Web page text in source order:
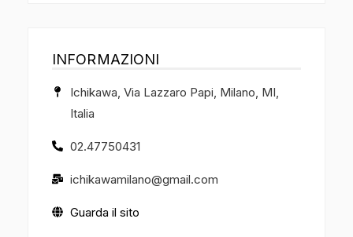
INFORMAZIONI
Ichikawa, Via Lazzaro Papi, Milano, MI,
Italia
02.47750431
ichikawamilano@gmail.com
Guarda il sito